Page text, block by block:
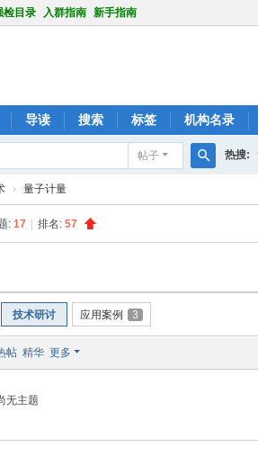
检目录 入群指南 新手指南
导读 搜索 标签 机构名录
帖子
索
热搜:
› 量子计量
: 17 排名: 57
技术研讨 应用案例 3
帖 精华 更多
无主题